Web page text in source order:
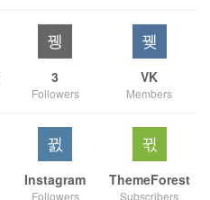
3
Followers
VK
Members
Instagram
Followers
ThemeForest
Subscribers